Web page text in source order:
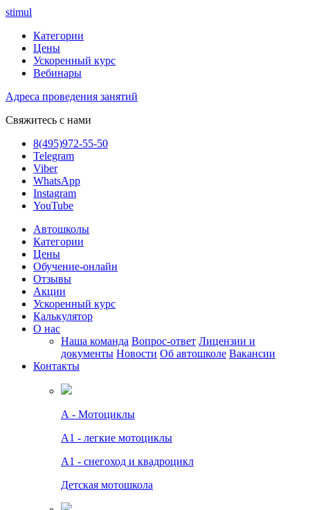
stimul
Категории
Цены
Ускоренный курс
Вебинары
Адреса проведения занятий
Свяжитесь с нами
8(495)972-55-50
Telegram
Viber
WhatsApp
Instagram
YouTube
Автошколы
Категории
Цены
Обучение-онлайн
Отзывы
Акции
Ускоренный курс
Калькулятор
О нас
Наша команда Вопрос-ответ Лицензии и
документы Новости Об автошколе Вакансии
Контакты
А - Мотоциклы
A1 - легкие мотоциклы
A1 - снегоход и квадроцикл
Детская мотошкола